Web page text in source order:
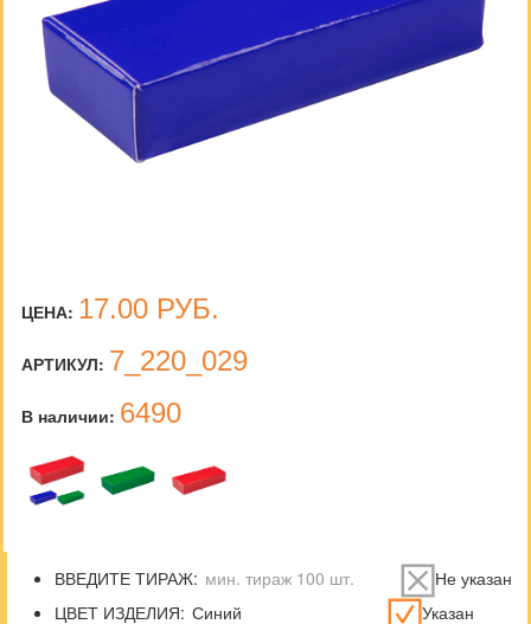
ЦЕНА: 17.00 РУБ.
АРТИКУЛ: 7_220_029
В наличии: 6490
ВВЕДИТЕ ТИРАЖ:
Не указан
ЦВЕТ ИЗДЕЛИЯ:
Указан